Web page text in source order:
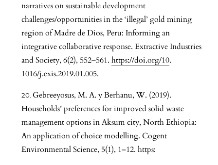
narratives on sustainable development
challenges/opportunities in the ‘illegal’ gold mining
region of Madre de Dios, Peru: Informing an
integrative collaborative response. Extractive Industries
and Society, 6(2), 552–561. https://doi.org/10.
1016/j.exis.2019.01.005.
Gebreeyosus, M. A. y Berhanu, W. (2019).
Households’ preferences for improved solid waste
management options in Aksum city, North Ethiopia:
An application of choice modelling. Cogent
Environmental Science, 5(1), 1–12. https: